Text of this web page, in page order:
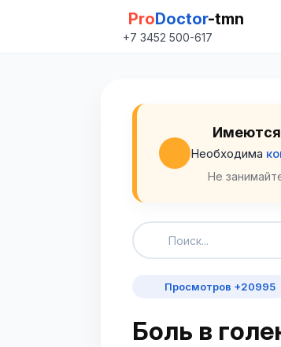
ProDoctor-tmn
+7 3452 500-617
Имеются
Необходима
Не
Просмотров +20995
Боль в